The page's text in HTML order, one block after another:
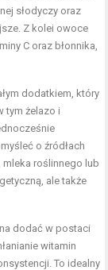
słodyczy oraz
Z kolei owoce
C oraz błonnika,
dodatkiem, który
tym żelazo i
o źródłach
roślinnego lub
ale także
dodać w postaci
witamin
To idealny